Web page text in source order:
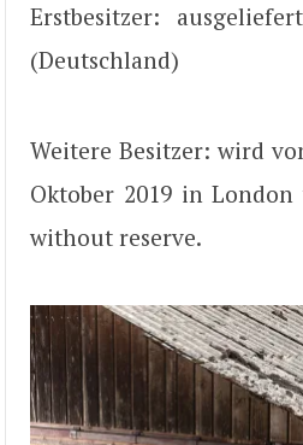
Erstbesitzer:
(Deutschland)
Weitere Besitzer: wird
Oktober 2019 in
without reserve.